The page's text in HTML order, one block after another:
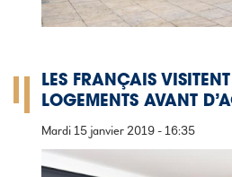
LES FRANÇAIS
LOGEMENTS AVANT
Mardi 15 janvier 2019 - 16:35